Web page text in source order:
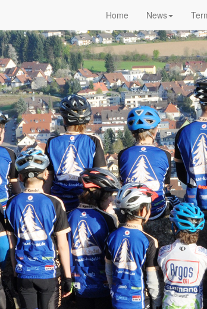
Home News